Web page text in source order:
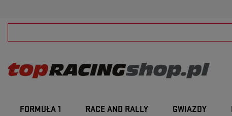
FORMUŁA 1 RACE AND RALLY GWIAZDY